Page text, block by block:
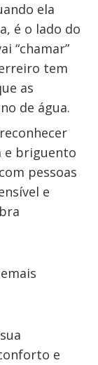
ela
é o lado do
“chamar”
tem
as
de água.
e briguento
pessoas
e
e